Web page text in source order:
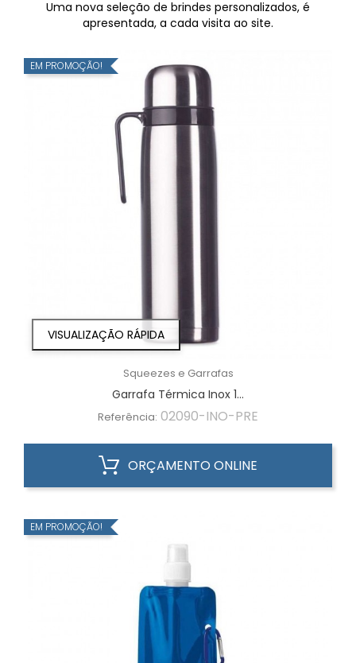
Uma nova seleção de brindes personalizados, é
apresentada, a cada visita ao site.
VISUALIZAÇÃO RÁPIDA
EM PROMOÇÃO!
Squeezes e Garrafas
Garrafa Térmica Inox 1...
Referência: 02090-INO-PRE
ORÇAMENTO ONLINE
EM PROMOÇÃO!